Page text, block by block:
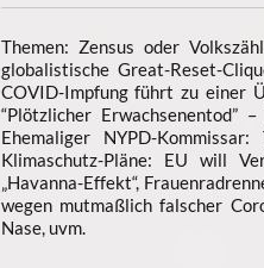
Themen: Zensus oder
globalistische Great-Reset-
COVID-Impfung führt zu einer
“Plötzlicher Erwachsenentod”
Ehemaliger NYPD-
Klimaschutz-Pläne: EU will
„Havanna-Effekt“,
wegen mutmaßlich falscher
Nase, uvm.